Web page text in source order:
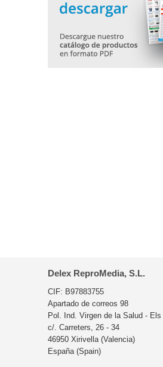
Delex ReproMedia, S.L.
CIF: B97883755
Apartado de correos 98
Pol. Ind. Virgen de la Salud -
c/. Carreters, 26 - 34
46950 Xirivella (Valencia)
España (Spain)